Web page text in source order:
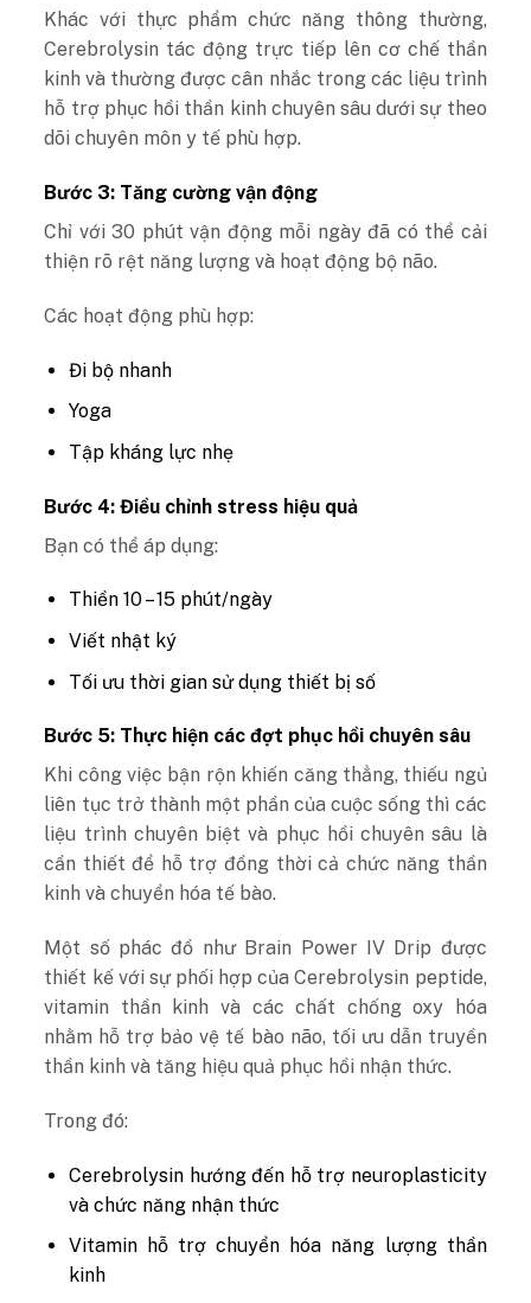
Khác với thực phẩm chức năng thông thường,
Cerebrolysin tác động trực tiếp lên cơ chế thần
kinh và thường được cân nhắc trong các liệu trình
hỗ trợ phục hồi thần kinh chuyên sâu dưới sự theo
dõi chuyên môn y tế phù hợp.
Bước 3: Tăng cường vận động
Chỉ với 30 phút vận động mỗi ngày đã có thể cải
thiện rõ rệt năng lượng và hoạt động bộ não.
Các hoạt động phù hợp:
Đi bộ nhanh
Yoga
Tập kháng lực nhẹ
Bước 4: Điều chỉnh stress hiệu quả
Bạn có thể áp dụng:
Thiền 10 – 15 phút/ngày
Viết nhật ký
Tối ưu thời gian sử dụng thiết bị số
Bước 5: Thực hiện các đợt phục hồi chuyên sâu
Khi công việc bận rộn khiến căng thẳng, thiếu ngủ
liên tục trở thành một phần của cuộc sống thì các
liệu trình chuyên biệt và phục hồi chuyên sâu là
cần thiết để hỗ trợ đồng thời cả chức năng thần
kinh và chuyển hóa tế bào.
Một số phác đồ như Brain Power IV Drip được
thiết kế với sự phối hợp của Cerebrolysin peptide,
vitamin thần kinh và các chất chống oxy hóa
nhằm hỗ trợ bảo vệ tế bào não, tối ưu dẫn truyền
thần kinh và tăng hiệu quả phục hồi nhận thức.
Trong đó:
Cerebrolysin hướng đến hỗ trợ neuroplasticity
và chức năng nhận thức
Vitamin hỗ trợ chuyển hóa năng lượng thần
kinh